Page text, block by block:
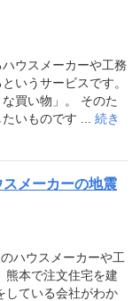
ウスメーカーや工務
いうサービスです。
買い物」。 そのた
いものです ... 続き
メーカーの地震
ハウスメーカーや工
熊本で注文住宅を建
している会社がわか